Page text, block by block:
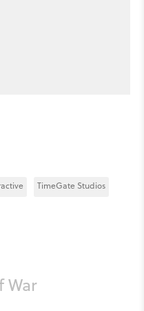
TimeGate Studios
War